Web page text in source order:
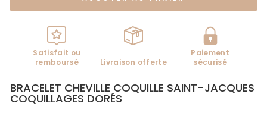
Satisfait ou
remboursé
Livraison offerte
Paiement
sécurisé
BRACELET CHEVILLE COQUILLE SAINT-JACQUES
COQUILLAGES DORÉS